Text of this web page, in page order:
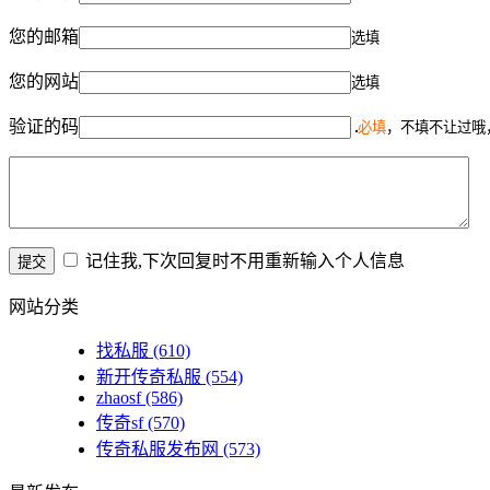
您的邮箱 选填
您的网站 选填
验证的码 必填，不填不让过
记住我,下次回复时不用重新输入个人信息
网站分类
找私服 (610)
新开传奇私服 (554)
zhaosf(586)
传奇sf(570)
传奇私服发布网 (573)